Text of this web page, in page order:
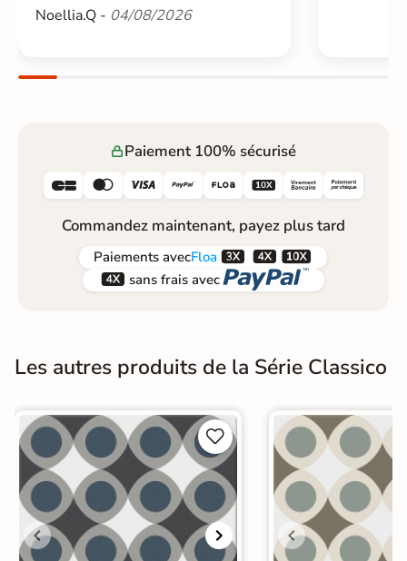
Noellia.Q - 04/08/2026
Paiement 100% sécurisé
     
Commandez maintenant, payez plus tard
Paiements avecFloa  
 sans frais avec 
Les autres produits de la Série Classico

